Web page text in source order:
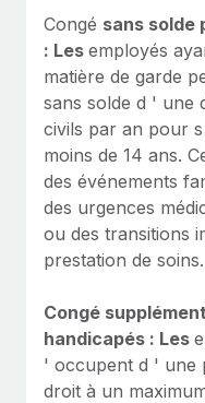
Congé sans solde
: Les employés
matière de garde
sans solde d ' une
civils par an pour
moins de 14 ans.
des événements
des urgences
ou des transitions
prestation de soins.
Congé
handicapés : Les
' occupent d ' une
droit à un